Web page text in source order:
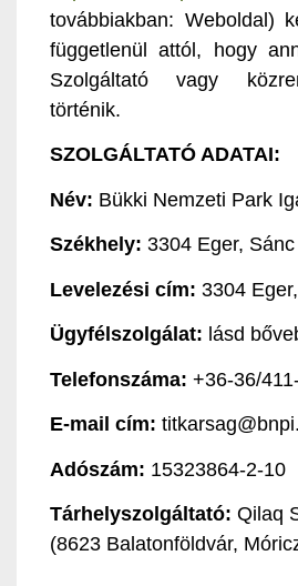
továbbiakban: Weboldal)
függetlenül attól, hogy
Szolgáltató vagy
történik.
SZOLGÁLTATÓ ADATAI:
Név: Bükki Nemzeti Park
Székhely: 3304 Eger,
Levelezési cím: 3304
Ügyfélszolgálat: lásd
Telefonszáma: +36-36/
E-mail cím:
Adószám: 15323864-2-10
Tárhelyszolgáltató: Qilaq
(8623 Balatonföldvár,